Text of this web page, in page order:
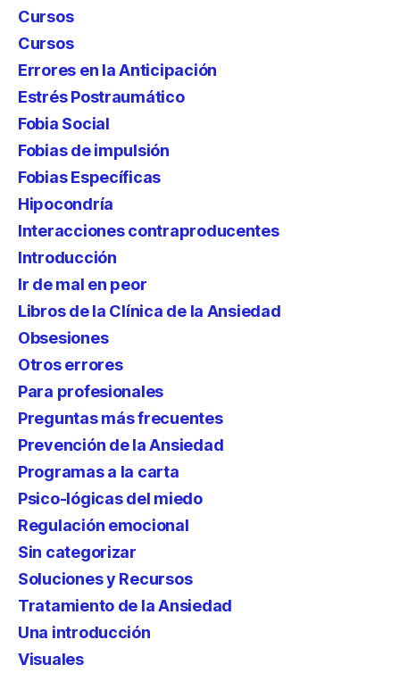
Cursos
Cursos
Errores en la Anticipación
Estrés Postraumático
Fobia Social
Fobias de impulsión
Fobias Específicas
Hipocondría
Interacciones contraproducentes
Introducción
Ir de mal en peor
Libros de la Clínica de la Ansiedad
Obsesiones
Otros errores
Para profesionales
Preguntas más frecuentes
Prevención de la Ansiedad
Programas a la carta
Psico-lógicas del miedo
Regulación emocional
Sin categorizar
Soluciones y Recursos
Tratamiento de la Ansiedad
Una introducción
Visuales